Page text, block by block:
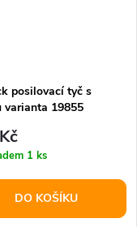
posilovací tyč s
varianta 19855
1 ks
DO KOŠÍKU